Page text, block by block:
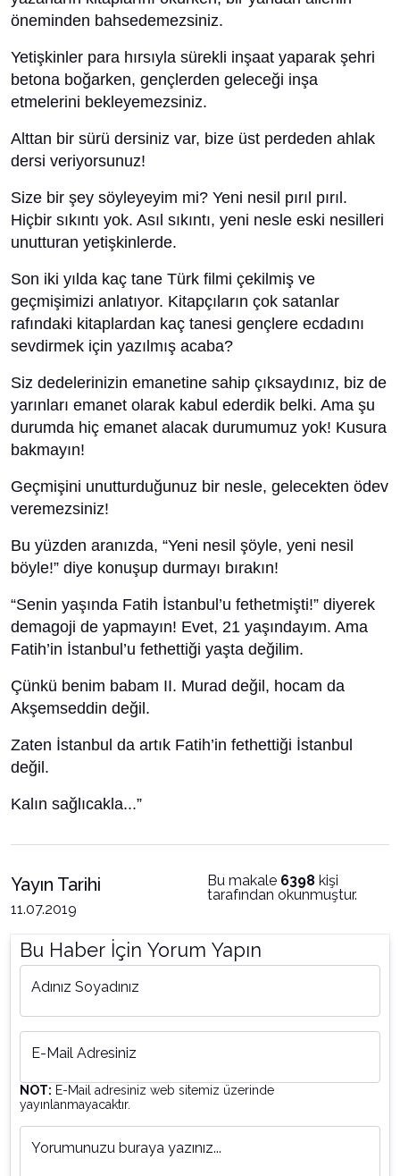
öneminden bahsedemezsiniz.
Yetişkinler para hırsıyla sürekli inşaat yaparak şehri
betona boğarken, gençlerden geleceği inşa
etmelerini bekleyemezsiniz.
Alttan bir sürü dersiniz var, bize üst perdeden ahlak
dersi veriyorsunuz!
Size bir şey söyleyeyim mi? Yeni nesil pırıl pırıl.
Hiçbir sıkıntı yok. Asıl sıkıntı, yeni nesle eski nesilleri
unutturan yetişkinlerde.
Son iki yılda kaç tane Türk filmi çekilmiş ve
geçmişimizi anlatıyor. Kitapçıların çok satanlar
rafındaki kitaplardan kaç tanesi gençlere ecdadını
sevdirmek için yazılmış acaba?
Siz dedelerinizin emanetine sahip çıksaydınız, biz de
yarınları emanet olarak kabul ederdik belki. Ama şu
durumda hiç emanet alacak durumumuz yok! Kusura
bakmayın!
Geçmişini unutturduğunuz bir nesle, gelecekten ödev
veremezsiniz!
Bu yüzden aranızda, “Yeni nesil şöyle, yeni nesil
böyle!” diye konuşup durmayı bırakın!
“Senin yaşında Fatih İstanbul’u fethetmişti!” diyerek
demagoji de yapmayın! Evet, 21 yaşındayım. Ama
Fatih’in İstanbul’u fethettiği yaşta değilim.
Çünkü benim babam II. Murad değil, hocam da
Akşemseddin değil.
Zaten İstanbul da artık Fatih’in fethettiği İstanbul
değil.
Kalın sağlıcakla...”
Yayın Tarihi
11.07.2019
Bu makale 6398 kişi
tarafından okunmuştur.
Bu Haber İçin Yorum Yapın
Adınız Soyadınız
E-Mail Adresiniz
NOT: E-Mail adresiniz web sitemiz üzerinde
yayınlanmayacaktır.
Yorumunuzu buraya yazınız...